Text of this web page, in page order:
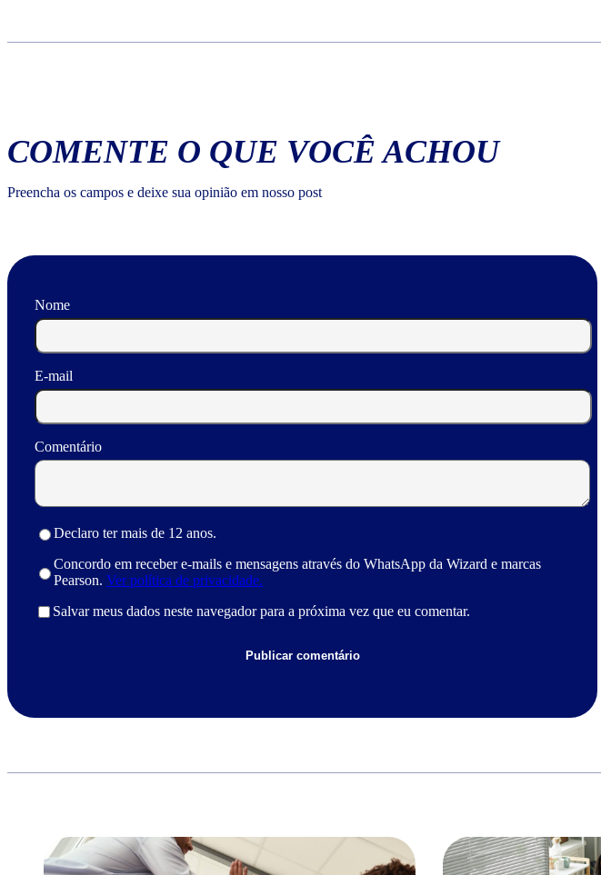
COMENTE O QUE VOCÊ ACHOU
Preencha os campos e deixe sua opinião em nosso post
Nome
E-mail
Comentário
Declaro ter mais de 12 anos.
Concordo em receber e-mails e mensagens através do WhatsApp da Wizard e marcas
Pearson. Ver política de privacidade.
Salvar meus dados neste navegador para a próxima vez que eu comentar.